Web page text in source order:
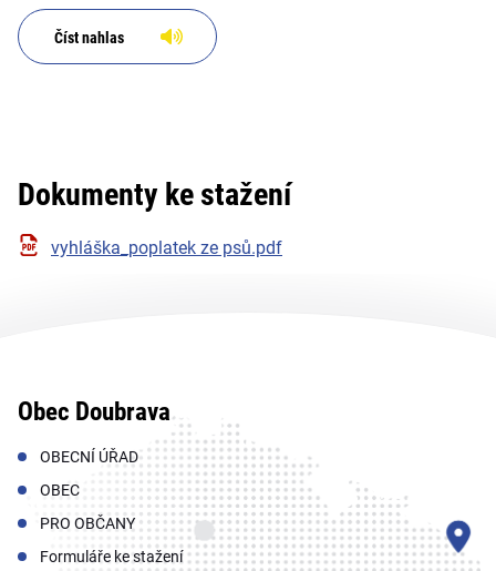
Číst nahlas
Dokumenty ke stažení
vyhláška_poplatek ze psů.pdf
Obec Doubrava
OBECNÍ ÚŘAD
OBEC
PRO OBČANY
Formuláře ke stažení